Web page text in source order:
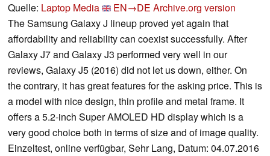
Quelle: Laptop Media EN→DE Archive.org version
The Samsung Galaxy J lineup proved yet again that
affordability and reliability can coexist successfully. After
Galaxy J7 and Galaxy J3 performed very well in our
reviews, Galaxy J5 (2016) did not let us down, either. On
the contrary, it has great features for the asking price. This is
a model with nice design, thin profile and metal frame. It
offers a 5.2-inch Super AMOLED HD display which is a
very good choice both in terms of size and of image quality.
Einzeltest, online verfügbar, Sehr Lang, Datum: 04.07.2016